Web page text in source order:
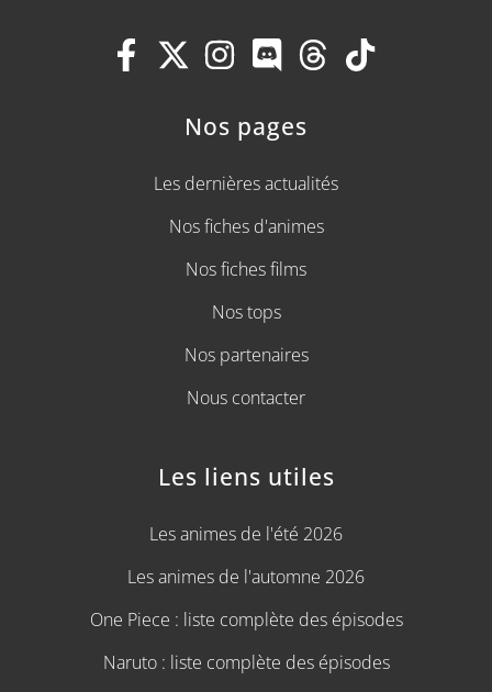
Nos pages
Les dernières actualités
Nos fiches d'animes
Nos fiches films
Nos tops
Nos partenaires
Nous contacter
Les liens utiles
Les animes de l'été 2026
Les animes de l'automne 2026
One Piece : liste complète des épisodes
Naruto : liste complète des épisodes